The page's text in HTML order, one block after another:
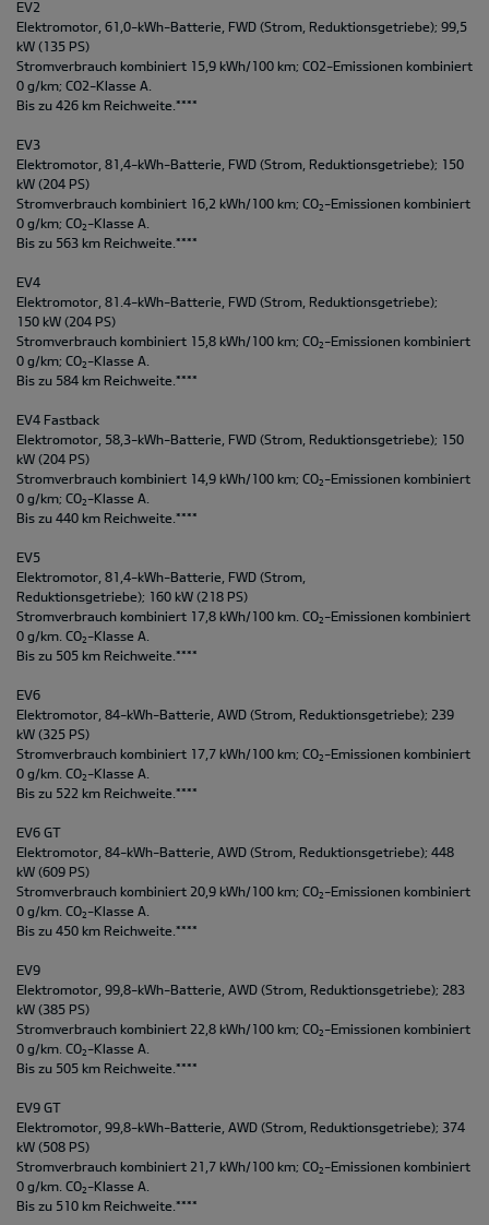
EV2
Elektromotor, 61,0-kWh-Batterie, FWD (Strom, Reduktionsgetriebe); 99,5
kW (135 PS)
Stromverbrauch kombiniert 15,9 kWh/100 km; CO2-Emissionen kombiniert
0 g/km; CO2-Klasse A.
Bis zu 426 km Reichweite.****
EV3
Elektromotor, 81,4-kWh-Batterie, FWD (Strom, Reduktionsgetriebe); 150
kW (204 PS)
Stromverbrauch kombiniert 16,2 kWh/100 km; CO2 -Emissionen kombiniert
0 g/km; CO2 -Klasse A.
Bis zu 563 km Reichweite.****
EV4
Elektromotor, 81.4-kWh-Batterie, FWD (Strom, Reduktionsgetriebe);
150 kW (204 PS)
Stromverbrauch kombiniert 15,8 kWh/100 km; CO2 -Emissionen kombiniert
0 g/km; CO2 -Klasse A.
Bis zu 584 km Reichweite.****
EV4 Fastback
Elektromotor, 58,3-kWh-Batterie, FWD (Strom, Reduktionsgetriebe); 150
kW (204 PS)
Stromverbrauch kombiniert 14,9 kWh/100 km; CO2 -Emissionen kombiniert
0 g/km; CO2 -Klasse A.
Bis zu 440 km Reichweite.****
EV5
Elektromotor, 81,4-kWh-Batterie, FWD (Strom,
Reduktionsgetriebe); 160 kW (218 PS)
Stromverbrauch kombiniert 17,8 kWh/100 km. CO2 -Emissionen kombiniert
0 g/km. CO2 -Klasse A.
Bis zu 505 km Reichweite.****
EV6
Elektromotor, 84-kWh-Batterie, AWD (Strom, Reduktionsgetriebe); 239
kW (325 PS)
Stromverbrauch kombiniert 17,7 kWh/100 km; CO2 -Emissionen kombiniert
0 g/km. CO2 -Klasse A.
Bis zu 522 km Reichweite.****
EV6 GT
Elektromotor, 84-kWh-Batterie, AWD (Strom, Reduktionsgetriebe); 448
kW (609 PS)
Stromverbrauch kombiniert 20,9 kWh/100 km; CO2 -Emissionen kombiniert
0 g/km. CO2 -Klasse A.
Bis zu 450 km Reichweite.****
EV9
Elektromotor, 99,8-kWh-Batterie, AWD (Strom, Reduktionsgetriebe); 283
kW (385 PS)
Stromverbrauch kombiniert 22,8 kWh/100 km; CO2 -Emissionen kombiniert
0 g/km. CO2 -Klasse A.
Bis zu 505 km Reichweite.****
EV9 GT
Elektromotor, 99,8-kWh-Batterie, AWD (Strom, Reduktionsgetriebe); 374
kW (508 PS)
Stromverbrauch kombiniert 21,7 kWh/100 km; CO2 -Emissionen kombiniert
0 g/km. CO2 -Klasse A.
Bis zu 510 km Reichweite.****